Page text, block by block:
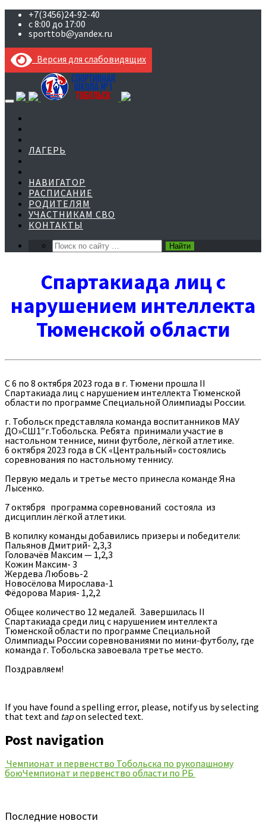
+7(3456)24-92-40
с 8:00 до 17:00
sporttob@yandex.ru
Версия для слабовидящих
content
ЛАГЕРЬ
НАВИГАТОР
РАСПИСАНИЕ
РОДИТЕЛЯМ
УЧАСТНИКАМ СВО
КОНТАКТЫ
Спартакиада лиц с
нарушением интеллекта
Тюменской области
С 6 по 8 октября 2023 года в г. Тюмени прошла II
Спартакиада лиц с нарушением интеллекта Тюменской
области по программе Специальной Олимпиады России.
г. Тобольск представляла команда воспитанников МАУ
ДО»СШ1″г.Тобольска. Ребята принимали участие в
настольном теннисе, мини футболе, лёгкой атлетике.
6 октября 2023 года в СК «Центральный» состоялись
соревнования по настольному теннису.
Первую медаль и третье место принесла команде Яна
Лысенко.
7 октября программа соревнований состояла из
дисциплин лёгкой атлетики.
В копилку команды добавились призеры и победители:
Пальянов Дмитрий- 2,3,3
Головачёв Максим — 1,2,3
Кожин Максим- 3
Жердева Любовь-2
Новосёлова Мирослава-1
Фёдорова Мария- 1,2,2
Общее количество 12 медалей. Завершилась II
Спартакиада среди лиц с нарушением интеллекта
Тюменской области по программе Специальной
Олимпиады России соревнованиями по мини-футболу, где
команда г. Тобольска завоевала третье место.
Поздравляем!
If you have found a spelling error, please, notify us by selecting
that text and tapon selected text.
Post navigation
Чемпионат и первенство Тобольска по рукопашному
боюЧемпионат и первенство области по РБ
Последние новости